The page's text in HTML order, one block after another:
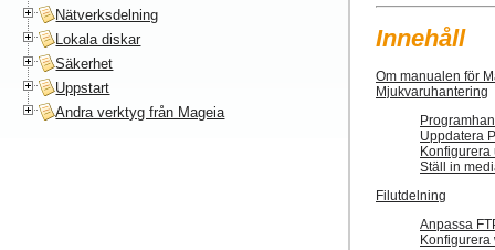
Innehåll
Om manualen för
Mjukvaruhantering
Uppdatera
Ställ in
Filutdelning
Anpassa
Nätverksdelning
Lokala diskar
Säkerhet
Uppstart
Andra verktyg från Mageia